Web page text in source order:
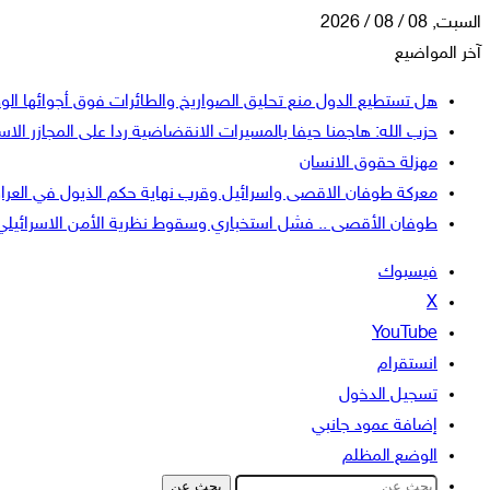
السبت, 08 / 08 / 2026
آخر المواضيع
هل تستطيع الدول منع تحليق الصواريخ والطائرات فوق أجوائها
حزب الله: هاجمنا حيفا بالمسيرات الانقضاضية ردا على المجازر
مهزلة حقوق الانسان
معركة طوفان الاقصى واسرائيل وقرب نهاية حكم الذيول في
طوفان الأقصى .. فشل استخباري وسقوط نظرية الأمن
فيسبوك
‫X
‫YouTube
انستقرام
تسجيل الدخول
إضافة عمود جانبي
الوضع المظلم
بحث عن